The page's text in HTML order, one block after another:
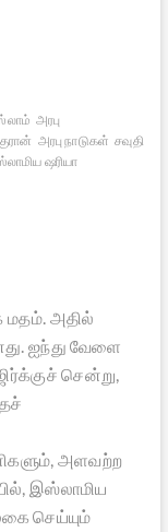
அரபு
அரபு நாடுகள் சவுதி
ஷரியா
மதம். அதில்
ஐந்து வேளை
சென்று,
அளவற்ற
இஸ்லாமிய
செய்யும்